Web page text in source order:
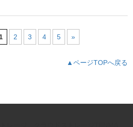
1 2 3 4 5 »
▲ページTOPへ戻る